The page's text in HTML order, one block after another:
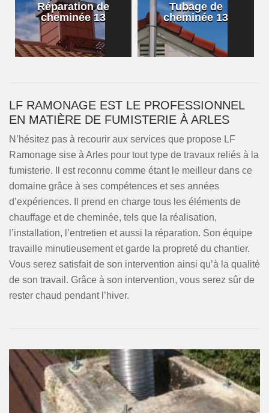
Réparation de
cheminée 13
Tubage de
cheminée 13
LF RAMONAGE EST LE PROFESSIONNEL
EN MATIÈRE DE FUMISTERIE À ARLES
N’hésitez pas à recourir aux services que propose LF
Ramonage sise à Arles pour tout type de travaux reliés à la
fumisterie. Il est reconnu comme étant le meilleur dans ce
domaine grâce à ses compétences et ses années
d’expériences. Il prend en charge tous les éléments de
chauffage et de cheminée, tels que la réalisation,
l’installation, l’entretien et aussi la réparation. Son équipe
travaille minutieusement et garde la propreté du chantier.
Vous serez satisfait de son intervention ainsi qu’à la qualité
de son travail. Grâce à son intervention, vous serez sûr de
rester chaud pendant l’hiver.